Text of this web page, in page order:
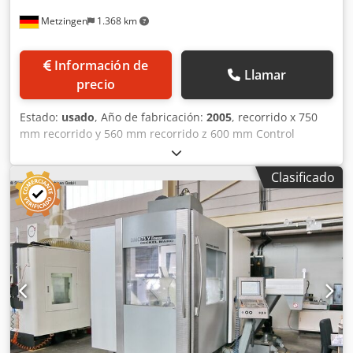
de hasta 3000 mm de ancho! Atención: el artículo debe
septiembre de 2026, en una fecha aún por determinar.
FCA D-63128 Dietzenbach – cargado en un camión.
Metzingen 1.368 km
Información de
precio
Llamar
Estado: usado, Año de fabricación: 2005, recorrido x 750
mm recorrido y 560 mm recorrido z 600 mm Control
HEIDENHAIN iTNC 530 Potencia total necesaria 70 kW Peso
de la máquina aprox. 11.000 kg Espacio necesario aprox. m
DECKEL MAHO Centro de mecanizado vertical con técnica
de accionamiento lineal y en diseño de pórtico para
máxima precisión, tipo DMC 75 V linear Año de
construcción 2005 # 27 298 48 _____ Campo de trabajo:
Carrera longitudinal eje X 750 mm Carrera vertical eje Z
600 mm Carrera transversal eje Y 560 mm Área de sujeción
950 x 650 mm Carga máx. de la mesa Carga de la mesa
aprox. 1.000 kg Altura de la pieza (paso del pórtico) máx.
aprox. 610 mm Portaherramientas HSK 63 Velocidad del
husillo 18.000 rpm Par máx. 86/130 Nm Tiempo de
aceleración / deceleración del husillo 3,2 s Dwjdpfxst Hw
Clasificado